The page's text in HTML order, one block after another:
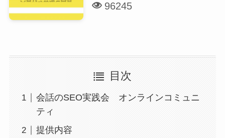
96245
目次
会話のSEO実践会 オンラインコミュニ
ティ
提供内容